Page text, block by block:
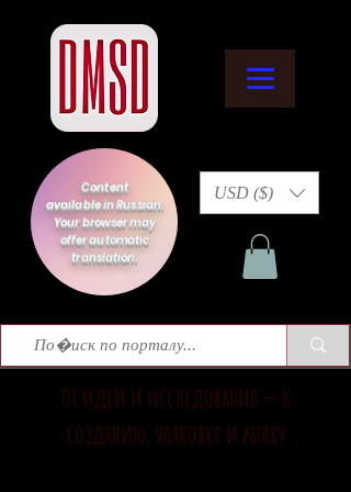
Content
available in Russian.
Your browser may
offer automatic
translation.
USD ($)
От идеи и исследования — к
созданию, упаковке и рынку